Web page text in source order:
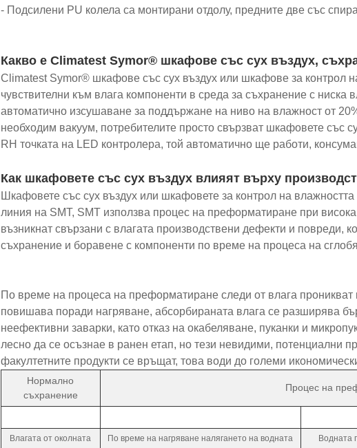
- Подсилени PU колела са монтирани отдолу, предните две със
Какво е Climatest Symor® шкафове със сух въздух,
Climatest Symor® шкафове със сух въздух или шкафове за контрол
чувствителни към влага компоненти в среда за съхранение с ниска
автоматично изсушаване за поддържане на ниво на влажност от
необходим вакуум, потребителите просто свързват шкафовете със
RH точката на LED контролера, той автоматично ще работи,
Как шкафовете със сух въздух влияят върху
Шкафовете със сух въздух или шкафовете за контрол на
линия на SMT, SMT използва процес на преформатиране при
възникнат свързани с влагата производствени дефекти и повреди,
съхранение и боравене с компоненти по време на процеса на
По време на процеса на преформатиране следи от влага проникват
повишава поради нагряване, абсорбираната влага се разширява
неефективни заварки, като отказ на окабеляване, пуканки и
лесно да се осъзнае в ранен етап, но тези невидими, потенциални
факултетните продукти се връщат, това води до големи
Нормално
съхранение
Процес на
Влагата от околната
По време на нагряване налягането на водната
Водната